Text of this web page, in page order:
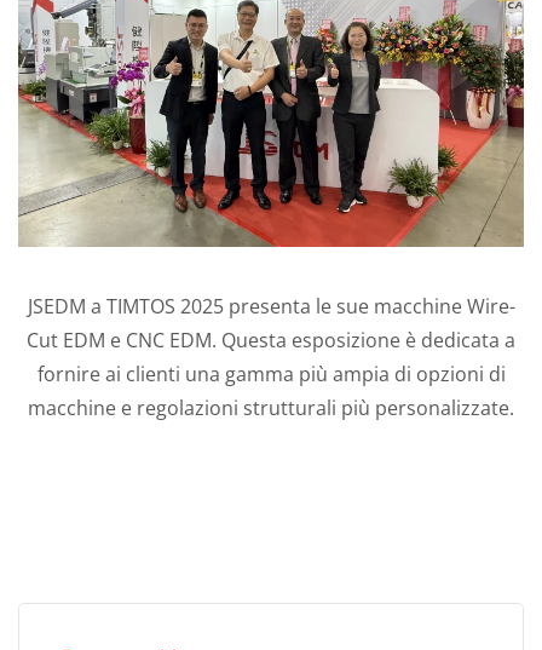
JSEDM a TIMTOS 2025 presenta le sue macchine Wire-
Cut EDM e CNC EDM. Questa esposizione è dedicata a
fornire ai clienti una gamma più ampia di opzioni di
macchine e regolazioni strutturali più personalizzate.